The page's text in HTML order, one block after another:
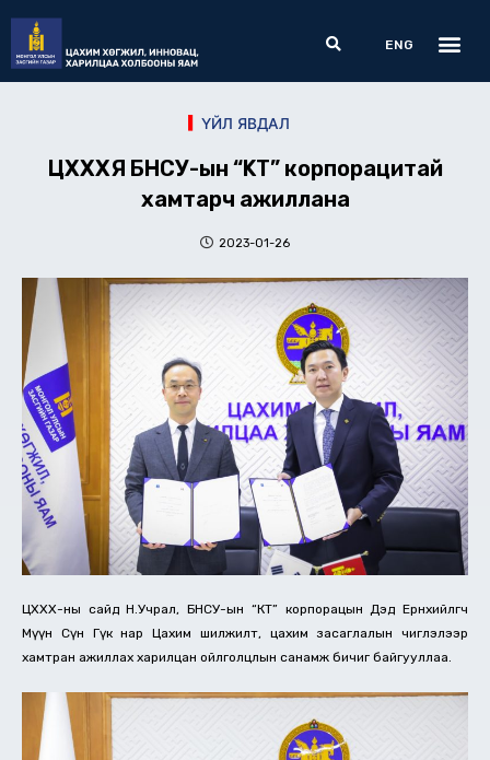
content
Search
ENG
ҮЙЛ ЯВДАЛ
ЦХХХЯ БНСУ-ын “KT” корпорацитай
хамтарч ажиллана
2023-01-26
ЦХХХ-ны сайд Н.Учрал, БНСУ-ын “КТ” корпорацын Дэд Ерөнхийлөгч
Мүүн Сүн Гүк нар Цахим шилжилт, цахим засаглалын чиглэлээр
хамтран ажиллах харилцан ойлголцлын санамж бичиг байгууллаа.